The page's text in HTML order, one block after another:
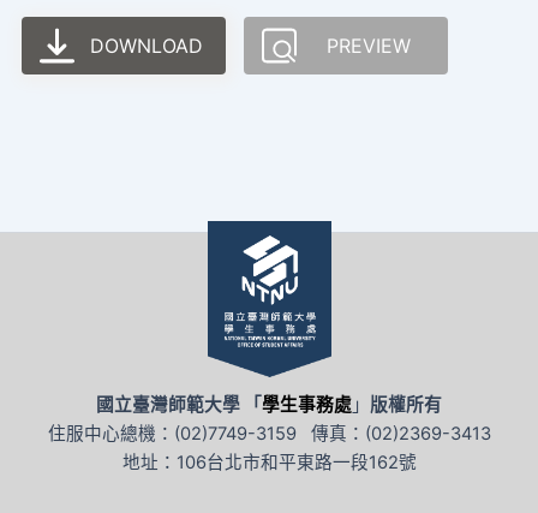
DOWNLOAD PREVIEW
國立臺灣師範大學 「學生事務處 」 版權所有
住服中心總機：(02)7749-3159 傳真：(02)2369-3413
地址：106台北市和平東路一段162號